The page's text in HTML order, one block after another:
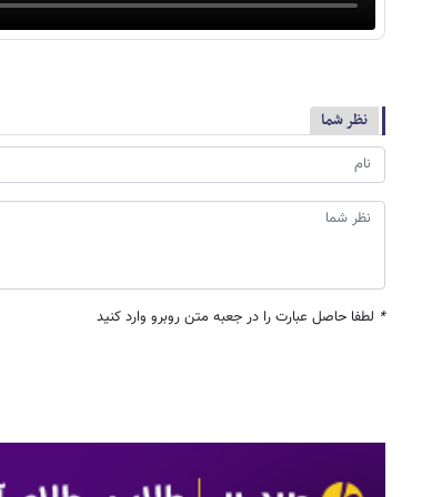
نظر شما
* لطفا حاصل عبارت را در جعبه متن روبرو وارد کنید